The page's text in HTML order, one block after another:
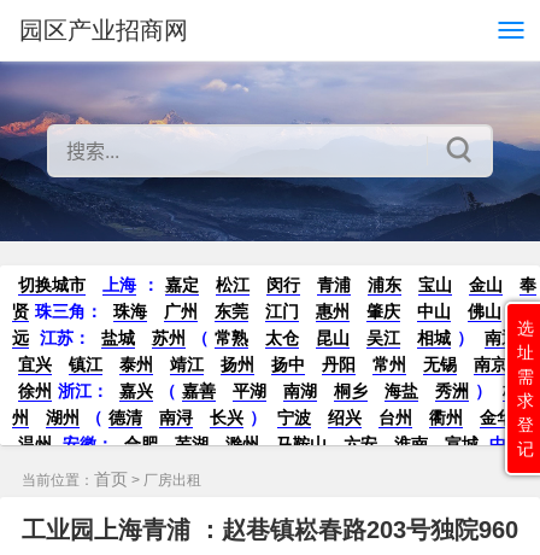
园区产业招商网
切换城市 上海 ： 嘉定 松江 闵行 青浦 浦东 宝山 金山
奉
贤 珠三角： 珠海 广州 东莞 江门 惠州 肇庆 中山 佛山
远 江苏 ： 盐城 苏州 （ 常熟 太仓 昆山 吴江 相城 ）
南通
宜兴
镇江 泰州 靖江 扬州 扬中 丹阳 常州 无锡
南京
徐州 浙江： 嘉兴 （ 嘉善 平湖 南湖 桐乡 海盐 秀洲 ）
杭
州
湖州 （ 德清 南浔 长兴 ） 宁波 绍兴 台州 衢州
金华
温州 安徽： 合肥 芜湖 滁州 马鞍山 六安 淮南 宣城 中
部：
南昌 郑州 洛阳
德
安
香河 大厂 永清 三河 霸州 ） 保定 （ 涿州 涞水 ） 太原
当前位置： 首页 > 厂房出租
工业园上海青浦 ：赵巷镇崧春路203号独院960
选
址
需
求
登
记